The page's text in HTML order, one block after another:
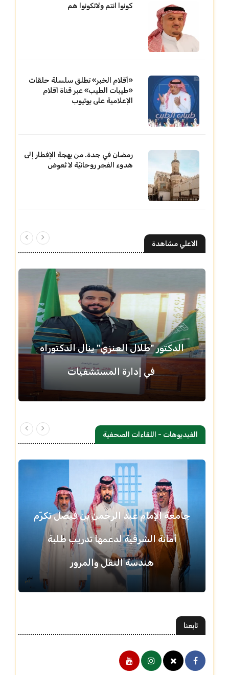
كونوا انتم ولاتكونوا هم
«أقلام الخبر» تطلق سلسلة حلقات
«طيبات الطيب» عبر قناة أقلام
الإعلامية على يوتيوب
رمضان في جدة. من بهجة الإفطار إلى
هدوء الفجر روحانيّة لا تُعوض
الاعلي مشاهدة
الدكتور "طلال العنزي" ينال الدكتوراه
في إدارة المستشفيات
الفيديوهات - اللقاءات الصحفية
جامعة الإمام عبد الرحمن بن فيصل تكرّم
أمانة الشرقية لدعمها تدريب طلبة
هندسة النقل والمرور
تابعنا